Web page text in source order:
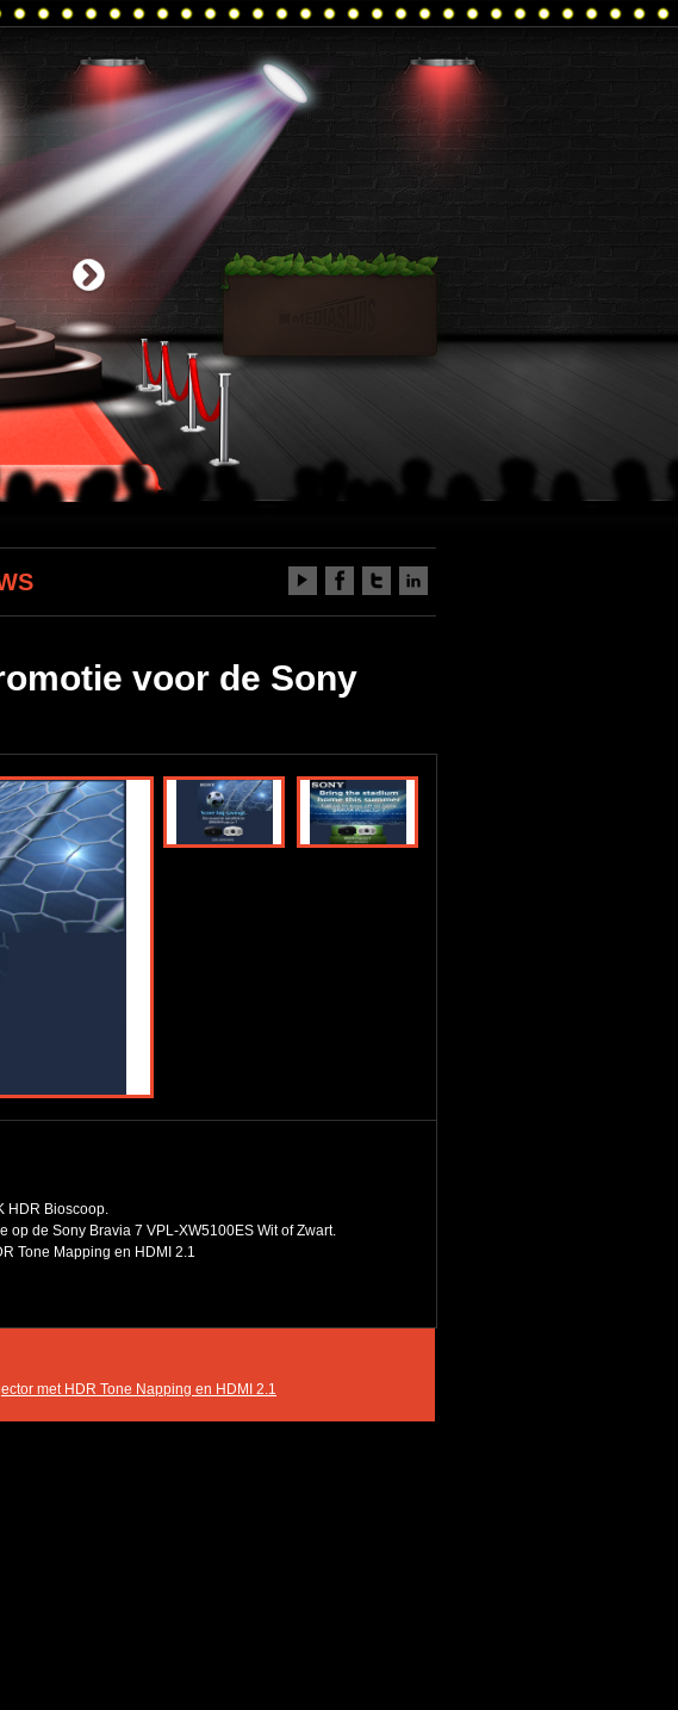
voor de Sony
HDR Bioscoop.
de Sony Bravia 7 VPL-XW5100ES Wit of Zwart.
Tone Mapping en HDMI 2.1
met HDR Tone Napping en HDMI 2.1